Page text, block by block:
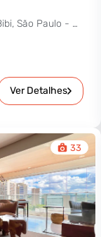
Rua Bandeira Paulista - Itaim Bibi, São Paulo - SP, Brasil
Ver Detalhes
33